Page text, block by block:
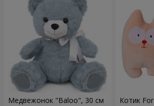
Медвежонок "Baloo", 30 см Котик